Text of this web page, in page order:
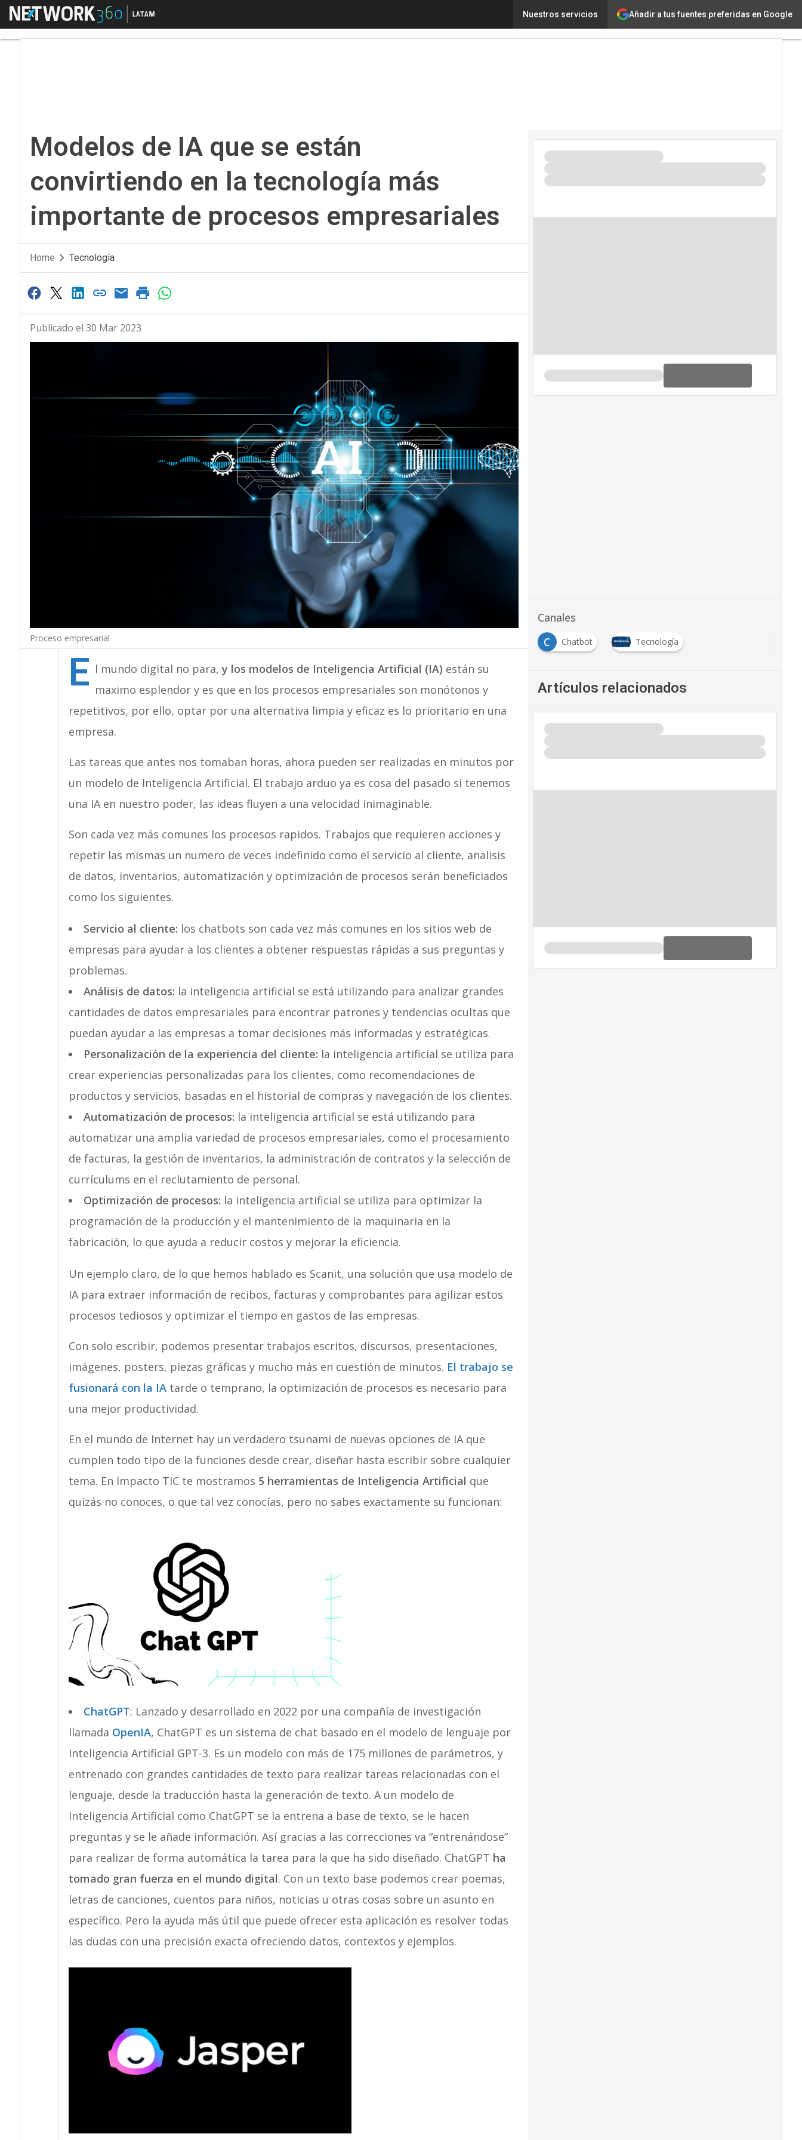
Añadir a tus fuentes preferidas en Google
Nuestros servicios
Menú Modelos de IA que se están convirtiendo en la tecnología más importante de procesos empresarialesTecnología
Ciberseguridad
Modelos de IA que se están
convirtiendo en la tecnología más
importante de procesos empresariales
Home Tecnología
Publicado el 30 Mar 2023
Proceso empresarial
E l mundo digital no para, y los modelos de Inteligencia Artificial (IA) están su
maximo esplendor y es que en los procesos empresariales son monótonos y
repetitivos, por ello, optar por una alternativa limpia y eficaz es lo prioritario en una
empresa.
Las tareas que antes nos tomaban horas, ahora pueden ser realizadas en minutos por
un modelo de Inteligencia Artificial. El trabajo arduo ya es cosa del pasado si tenemos
una IA en nuestro poder, las ideas fluyen a una velocidad inimaginable.
Son cada vez más comunes los procesos rapidos. Trabajos que requieren acciones y
repetir las mismas un numero de veces indefinido como el servicio al cliente, analisis
de datos, inventarios, automatización y optimización de procesos serán beneficiados
como los siguientes.
Servicio al cliente: los chatbots son cada vez más comunes en los sitios web de
empresas para ayudar a los clientes a obtener respuestas rápidas a sus preguntas y
problemas.
Análisis de datos: la inteligencia artificial se está utilizando para analizar grandes
cantidades de datos empresariales para encontrar patrones y tendencias ocultas que
puedan ayudar a las empresas a tomar decisiones más informadas y estratégicas.
Personalización de la experiencia del cliente: la inteligencia artificial se utiliza para
crear experiencias personalizadas para los clientes, como recomendaciones de
productos y servicios, basadas en el historial de compras y navegación de los clientes.
Automatización de procesos: la inteligencia artificial se está utilizando para
automatizar una amplia variedad de procesos empresariales, como el procesamiento
de facturas, la gestión de inventarios, la administración de contratos y la selección de
currículums en el reclutamiento de personal.
Optimización de procesos: la inteligencia artificial se utiliza para optimizar la
programación de la producción y el mantenimiento de la maquinaria en la
fabricación, lo que ayuda a reducir costos y mejorar la eficiencia.
Un ejemplo claro, de lo que hemos hablado es Scanit, una solución que usa modelo de
IA para extraer información de recibos, facturas y comprobantes para agilizar estos
procesos tediosos y optimizar el tiempo en gastos de las empresas.
Con solo escribir, podemos presentar trabajos escritos, discursos, presentaciones,
imágenes, posters, piezas gráficas y mucho más en cuestión de minutos. El trabajo se
fusionará con la IAtarde o temprano, la optimización de procesos es necesario para
una mejor productividad.
En el mundo de Internet hay un verdadero tsunami de nuevas opciones de IA que
cumplen todo tipo de la funciones desde crear, diseñar hasta escribir sobre cualquier
tema. En Impacto TIC te mostramos 5 herramientas de Inteligencia Artificial que
quizás no conoces, o que tal vez conocías, pero no sabes exactamente su funcionan:
ChatGPT: Lanzado y desarrollado en 2022 por una compañía de investigación
llamada OpenIA, ChatGPT es un sistema de chat basado en el modelo de lenguaje por
Inteligencia Artificial GPT-3. Es un modelo con más de 175 millones de parámetros, y
entrenado con grandes cantidades de texto para realizar tareas relacionadas con el
lenguaje, desde la traducción hasta la generación de texto. A un modelo de
Inteligencia Artificial como ChatGPT se la entrena a base de texto, se le hacen
preguntas y se le añade información. Así gracias a las correcciones va “entrenándose”
para realizar de forma automática la tarea para la que ha sido diseñado. ChatGPT ha
tomado gran fuerza en el mundo digital. Con un texto base podemos crear poemas,
letras de canciones, cuentos para niños, noticias u otras cosas sobre un asunto en
específico. Pero la ayuda más útil que puede ofrecer esta aplicación es resolver todas
las dudas con una precisión exacta ofreciendo datos, contextos y ejemplos.
Canales
C
Chatbot Tecnología
Artículos relacionados